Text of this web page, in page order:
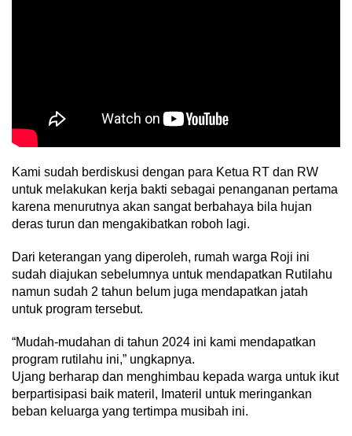
Kami sudah berdiskusi dengan para Ketua RT dan RW
untuk melakukan kerja bakti sebagai penanganan pertama
karena menurutnya akan sangat berbahaya bila hujan
deras turun dan mengakibatkan roboh lagi.
Dari keterangan yang diperoleh, rumah warga Roji ini
sudah diajukan sebelumnya untuk mendapatkan Rutilahu
namun sudah 2 tahun belum juga mendapatkan jatah
untuk program tersebut.
“Mudah-mudahan di tahun 2024 ini kami mendapatkan
program rutilahu ini,” ungkapnya.
Ujang berharap dan menghimbau kepada warga untuk ikut
berpartisipasi baik materil, Imateril untuk meringankan
beban keluarga yang tertimpa musibah ini.